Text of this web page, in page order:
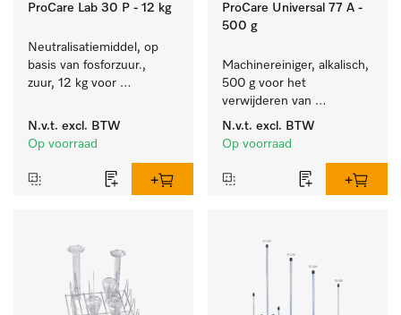
ProCare Lab 30 P - 12 kg
Neutralisatiemiddel, op
basis van fosforzuur.,
zuur, 12 kg voor
laboratoriumglaswerk en -
gerei.
N.v.t. excl. BTW
Op voorraad
ProCare Universal 77 A -
500 g
Machinereiniger, alkalisch,
500 g voor het
verwijderen van
hardnekkige
zetmeelaanslag.
N.v.t. excl. BTW
Op voorraad